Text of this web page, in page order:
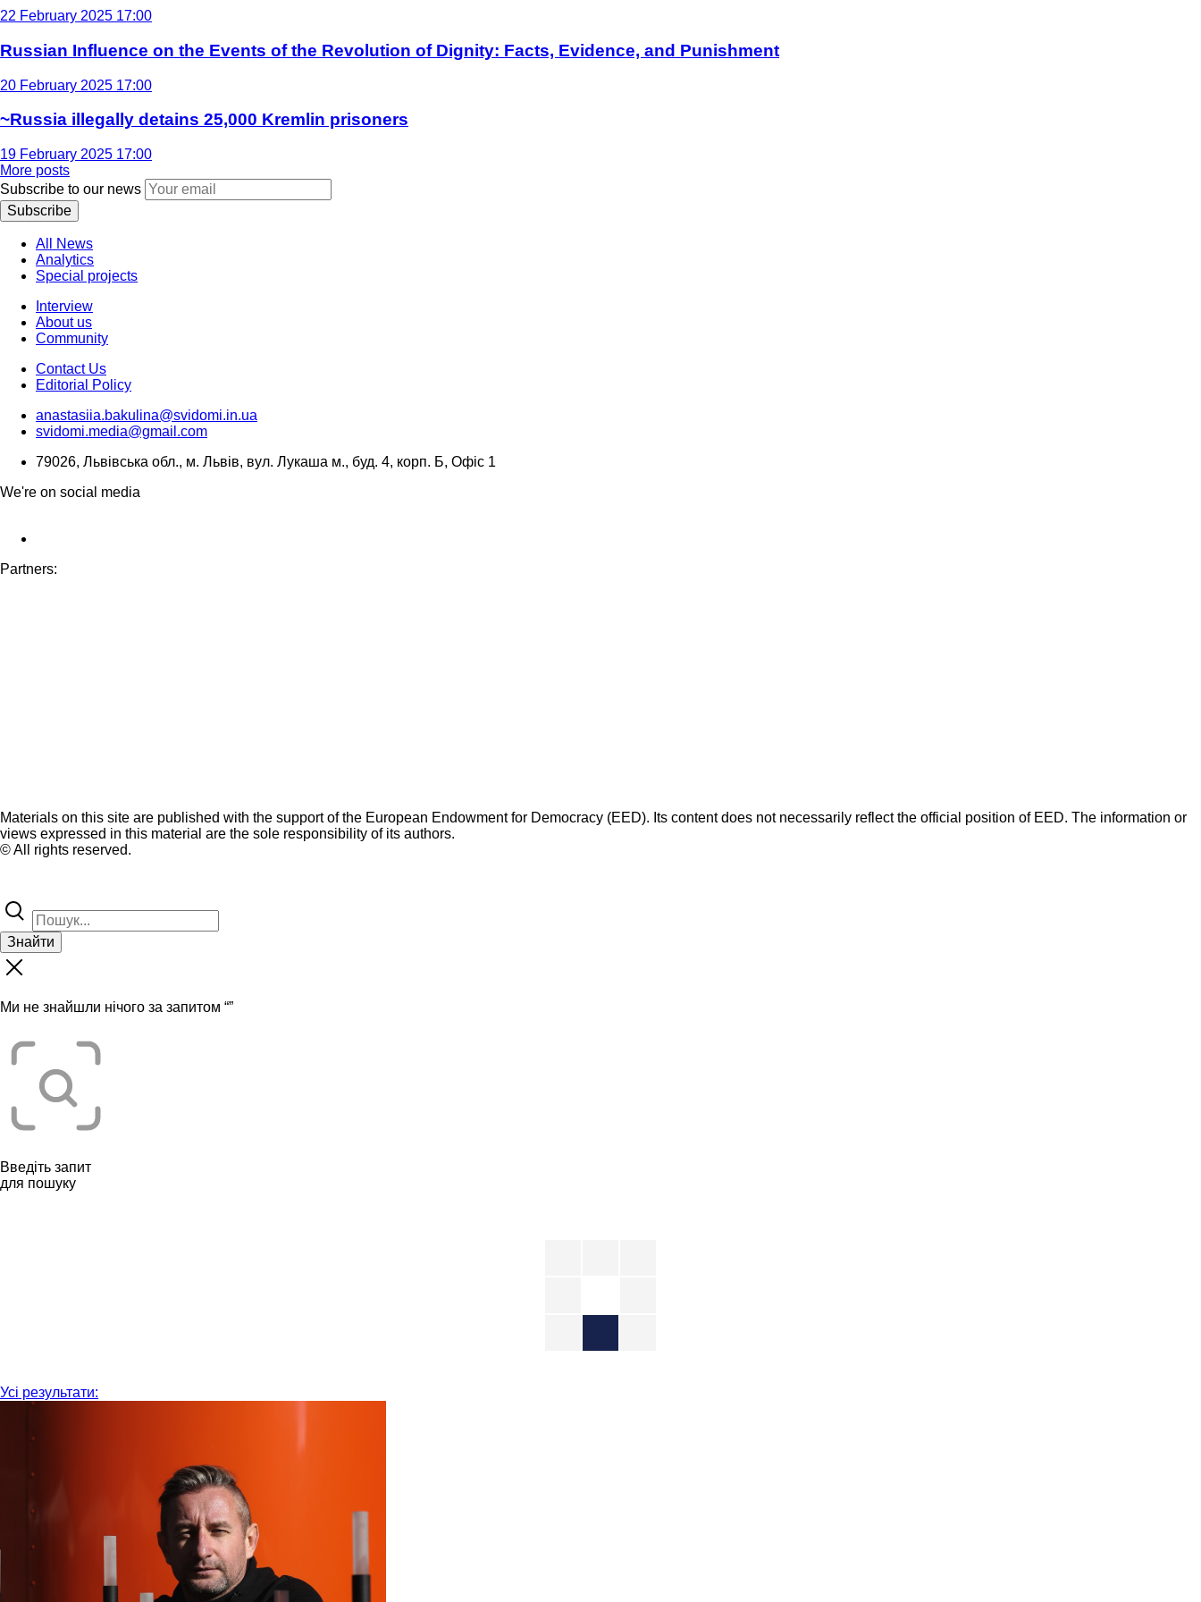
22 February 2025 17:00
Russian Influence on the Events of the Revolution of Dignity: Facts, Evidence, and Punishment
20 February 2025 17:00
~Russia illegally detains 25,000 Kremlin prisoners
19 February 2025 17:00
More posts
Subscribe to our news
Subscribe
All News
Analytics
Special projects
Interview
About us
Community
Contact Us
Editorial Policy
anastasiia.bakulina@svidomi.in.ua
svidomi.media@gmail.com
79026, Львівська обл., м. Львів, вул. Лукаша м., буд. 4, корп. Б, Офіс 1
We're on social media
Partners:
Materials on this site are published with the support of the European Endowment for Democracy (EED). Its content does not necessarily reflect the official position of EED. The information or
views expressed in this material are the sole responsibility of its authors.
© All rights reserved.
Знайти
Ми не знайшли нічого за запитом “”
Введіть запит
для пошуку
Усі результати: